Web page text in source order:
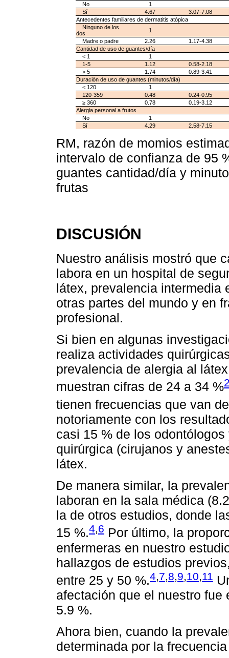
No
1
Sí
4.67
3.07-7.08
Antecedentes familiares de dermatitis atópica
Ninguno de los
dos
1
Madre o padre
2.26
1.17-4.38
Cantidad de uso de guantes/día
< 1
1
1-5
1.12
0.58-2.18
> 5
1.74
0.89-3.41
Duración de uso de guantes (minutos/día)
< 120
1
120-359
0.48
0.24-0.95
≥ 360
0.78
0.19-3.12
Alergia personal a frutos
No
1
Sí
4.29 2.58-7.15
RM, razón de momios
intervalo de confianza de 95
guantes cantidad/día y
frutas
DISCUSIÓN
Nuestro análisis mostró que
labora en un hospital de
látex, prevalencia intermedia
otras partes del mundo y en
profesional.
Si bien en algunas
realiza actividades
prevalencia de alergia al
muestran cifras de 24 a 34 %
tienen frecuencias que van
notoriamente con los
casi 15 % de los
quirúrgica (cirujanos y
látex.
De manera similar, la
laboran en la sala médica
la de otros estudios, donde
15 %.4,6 Por último, la
enfermeras en nuestro
hallazgos de estudios
entre 25 y 50 %.4,7,8,9,10,11
afectación que el nuestro
5.9 %.
Ahora bien, cuando la
determinada por la